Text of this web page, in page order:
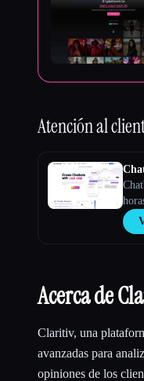
Atención al
más
Acerca de
Claritiv, una
avanzadas para
opiniones de los